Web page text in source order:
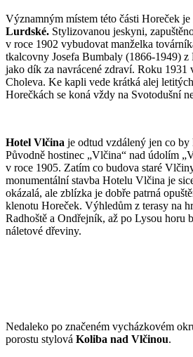
Významným místem této části Horeček je
Lurdské. Stylizovanou jeskyni,
v roce 1902 vybudovat manželka
tkalcovny Josefa Bumbaly (1866-1949) z
jako dík za navrácené zdraví. Roku 1931
Choleva. Ke kapli vede krátká alej
Horečkách se koná vždy na Svotodušní
Hotel Vlčina je odtud vzdálený jen co by
Původně hostinec „Vlčina“ nad údolím
v roce 1905. Zatím co budova staré
monumentální stavba Hotelu Vlčina je
okázalá, ale zblízka je dobře patrná
klenotu Horeček. Výhledům z terasy na
Radhoště a Ondřejník, až po Lysou horu
náletové dřeviny.
Nedaleko po značeném vycházkovém
porostu stylová Koliba nad Vlčinou.